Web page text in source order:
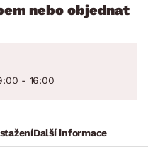
nebo objednat
- 16:00
Další informace